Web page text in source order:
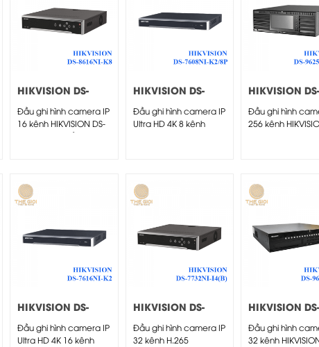
HIKVISION DS-
8616NI-K8
Đầu ghi hình camera IP
16 kênh HIKVISION DS-
8616NI-K8 - Đầu...
HIKVISION DS-
7608NI-K2/8P
Đầu ghi hình camera IP
Ultra HD 4K 8 kênh
HIKVISION DS-
96256NI-I24
Đầu ghi hình
256 kênh
HIKVISION DS-
7616NI-K2
Đầu ghi hình camera IP
Ultra HD 4K 16 kênh
HIKVISION DS-
7732NI-I4(B)
Đầu ghi hình camera IP
32 kênh H.265
HIKVISION DS-
9632NI-I8
Đầu ghi hình
32 kênh